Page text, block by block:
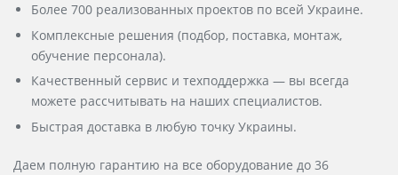
Более 700 реализованных проектов по всей Украине.
Комплексные решения (подбор, поставка, монтаж,
обучение персонала).
Качественный сервис и техподдержка — вы всегда
можете рассчитывать на наших специалистов.
Быстрая доставка в любую точку Украины.
Даем полную гарантию на все оборудование до 36